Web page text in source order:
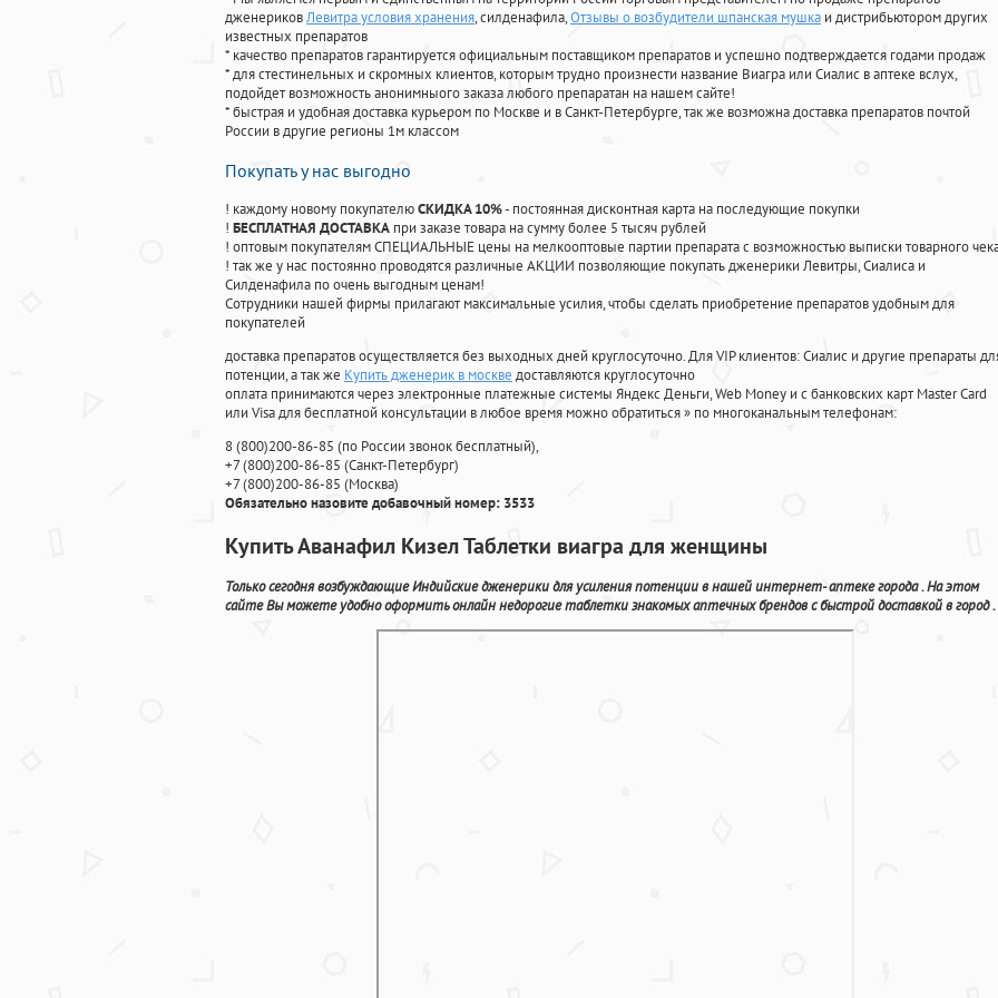
дженериковЛевитра условия хранения, силденафила,Отзывы о возбудители шпанская мушка и дистрибьютором других
известных препаратов
* качество препаратов гарантируется официальным поставщиком препаратов и успешно подтверждается годами продаж
* для стестинельных и скромных клиентов, которым трудно произнести название Виагра или Сиалис в аптеке вслух,
подойдет возможность анонимныого заказа любого препаратан на нашем сайте!
* быстрая и удобная доставка курьером по Москве и в Санкт-Петербурге, так же возможна доставка препаратов почтой
России в другие регионы 1м классом
Покупать у нас выгодно
! каждому новому покупателюСКИДКА 10%- постоянная дисконтная карта на последующие покупки
! БЕСПЛАТНАЯ ДОСТАВКА при заказе товара на сумму более 5 тысяч рублей
! оптовым покупателям СПЕЦИАЛЬНЫЕ цены на мелкооптовые партии препарата с возможностью выписки товарного
! так же у нас постоянно проводятся различные АКЦИИ позволяющие покупать дженерики Левитры, Сиалиса и
Силденафила по очень выгодным ценам!
Cотрудники нашей фирмы прилагают максимальные усилия, чтобы сделать приобретение препаратов удобным для
покупателей
доставка препаратов осуществляется без выходных дней круглосуточно. Для VIP клиентов: Сиалис и другие препараты
потенции, а так же Купить дженерик в москве доставляются круглосуточно
оплата принимаются через электронные платежные системы Яндекс Деньги, Web Money и с банковских карт Master Card
или Visa для бесплатной консультации в любое время можно обратиться» по многоканальным телефонам:
8(800)200-86-85 (по России звонок бесплатный),
+7(800)200-86-85 (Санкт-Петербург)
+7(800)200-86-85 (Москва)
Обязательно назовите добавочный номер: 3533
Купить Аванафил Кизел Таблетки виагра для женщины
Только сегодня возбуждающие Индийские дженерики для усиления потенции в нашей интернет- аптеке города . На этом
сайте Вы можете удобно оформить онлайн недорогие таблетки знакомых аптечных брендов с быстрой доставкой в город .